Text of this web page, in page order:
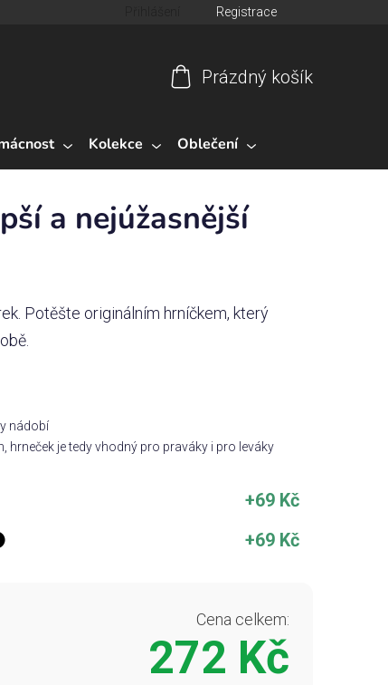
Registrace
košík
Prázdný košík
Kolekce Oblečení
a nejúžasnější
Potěšte originálním hrníčkem, který
nádobí
hrneček je tedy vhodný pro praváky i pro leváky
+69 Kč
+69 Kč
Cena celkem:
272 Kč